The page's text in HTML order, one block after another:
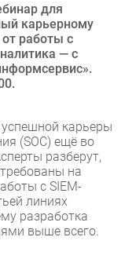
для
карьерному
работы с
— с
карьеры
(SOC) ещё во
разберут,
на
с SIEM-
линиях
разработка
выше всего.